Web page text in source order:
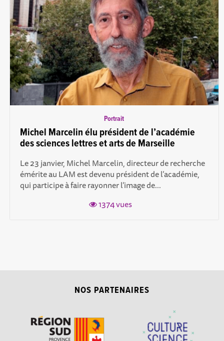
Portrait
Michel Marcelin élu président de l’académie
des sciences lettres et arts de Marseille
Le 23 janvier, Michel Marcelin, directeur de recherche
émérite au LAM est devenu président de l’académie,
qui participe à faire rayonner l’image de...
1374 vues
NOS PARTENAIRES